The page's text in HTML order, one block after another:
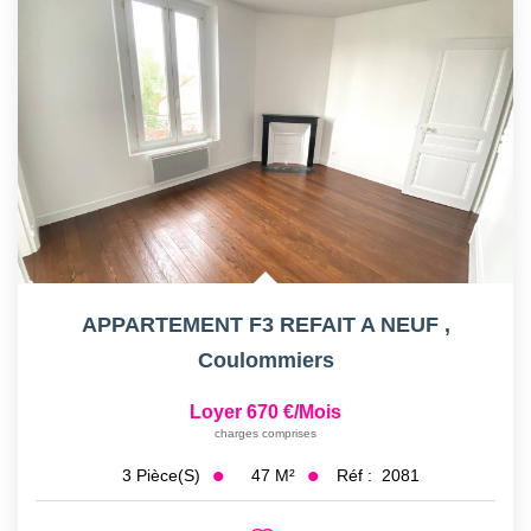
APPARTEMENT F3 REFAIT A NEUF ,
Coulommiers
Loyer 670 €/mois
charges comprises
3 Pièce(s) 47 M² Réf : 2081